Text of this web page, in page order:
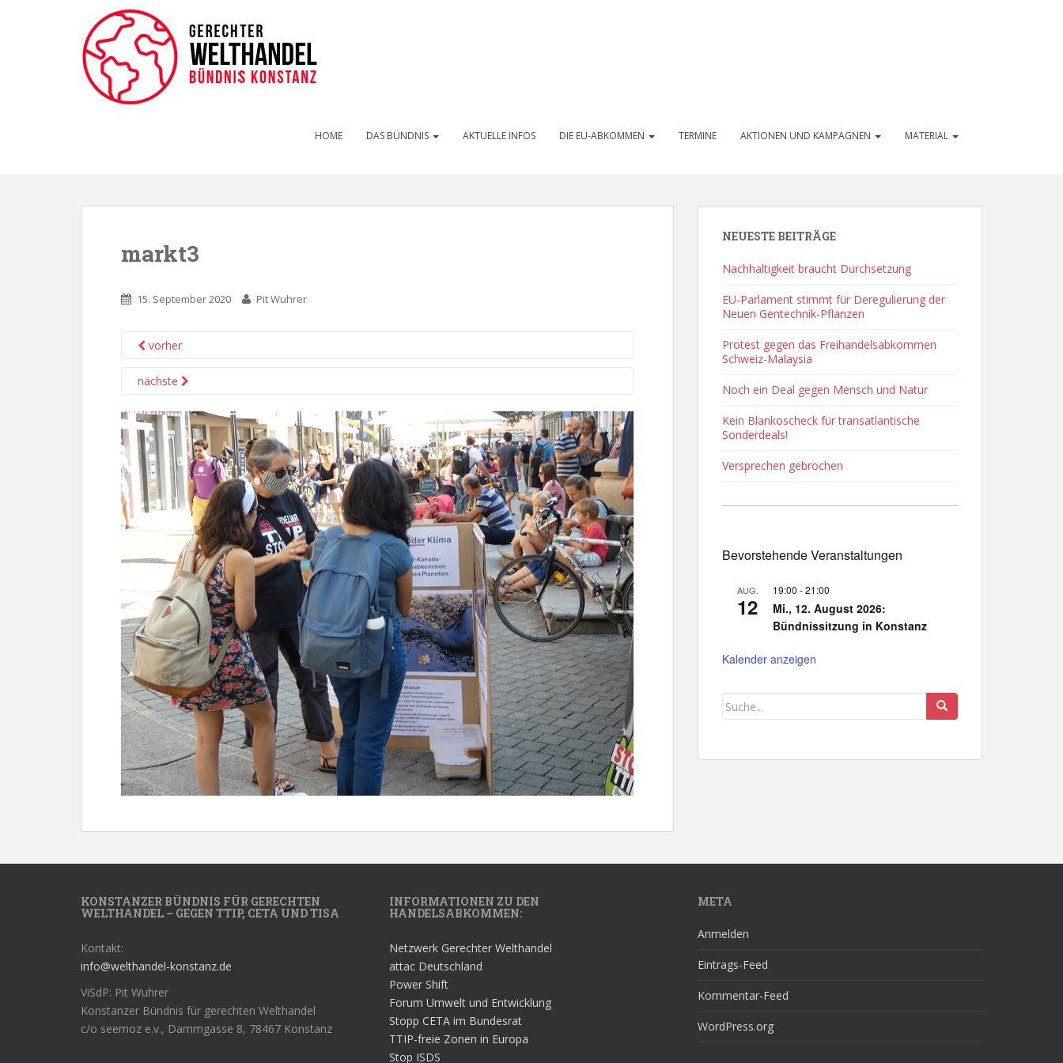
HOME DAS BÜNDNIS AKTUELLE INFOS DIE EU-ABKOMMEN TERMINE AKTIONEN UND KAMPAGNEN MATERIAL
markt3
15. September 2020 Pit Wuhrer
vorher
nächste
NEUESTE BEITRÄGE
Nachhaltigkeit braucht Durchsetzung
EU-Parlament stimmt für Deregulierung der
Neuen Gentechnik-Pflanzen
Protest gegen das Freihandelsabkommen
Schweiz-Malaysia
Noch ein Deal gegen Mensch und Natur
Kein Blankoscheck für transatlantische
Sonderdeals!
Versprechen gebrochen
Bevorstehende Veranstaltungen
AUG.
12
19:00 -21:00
Mi., 12. August 2026:
Bündnissitzung in Konstanz
Kalender anzeigen
KONSTANZER BÜNDNIS FÜR GERECHTEN
WELTHANDEL – GEGEN TTIP, CETA UND TISA
Kontakt:
info@welthandel-konstanz.de
ViSdP: Pit Wuhrer
Konstanzer Bündnis für gerechten Welthandel
c/o seemoz e.v., Dammgasse 8, 78467 Konstanz
INFORMATIONEN ZU DEN
HANDELSABKOMMEN:
Netzwerk Gerechter Welthandel
attac Deutschland
Power Shift
Forum Umwelt und Entwicklung
Stopp CETA im Bundesrat
TTIP-freie Zonen in Europa
Stop ISDS
META
Anmelden
Eintrags-Feed
Kommentar-Feed
WordPress.org